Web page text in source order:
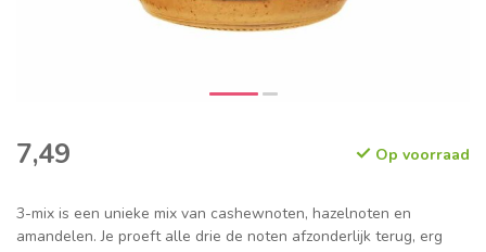
7,49 Op voorraad
3-mix is een unieke mix van cashewnoten, hazelnoten en
amandelen. Je proeft alle drie de noten afzonderlijk terug, erg